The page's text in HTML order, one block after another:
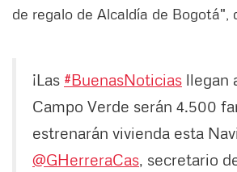
de regalo de Alcaldía de Bogotá",
¡Las #BuenasNoticias llegan
Campo Verde serán 4.500
estrenarán vivienda esta
@GHerreraCas, secretario